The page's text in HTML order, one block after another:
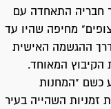
חבריה התאחדה עם
מחיפה שהיו עד
ההגשמה האישית
הקיבוץ המאוחד.
כשם "המחנות
זמניות השהייה בעיר